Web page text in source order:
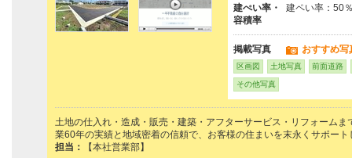
建ぺい率・
容積率
建ペい率：50
掲載写真 おすすめ写
区画図 土地写真 前面道路
その他写真
土地の仕入れ・造成・販売・建築・アフターサービス・リフォーム
業60年の実績と地域密着の信頼で、お客様の住まいを末永くサポート
担当：
【本社営業部】